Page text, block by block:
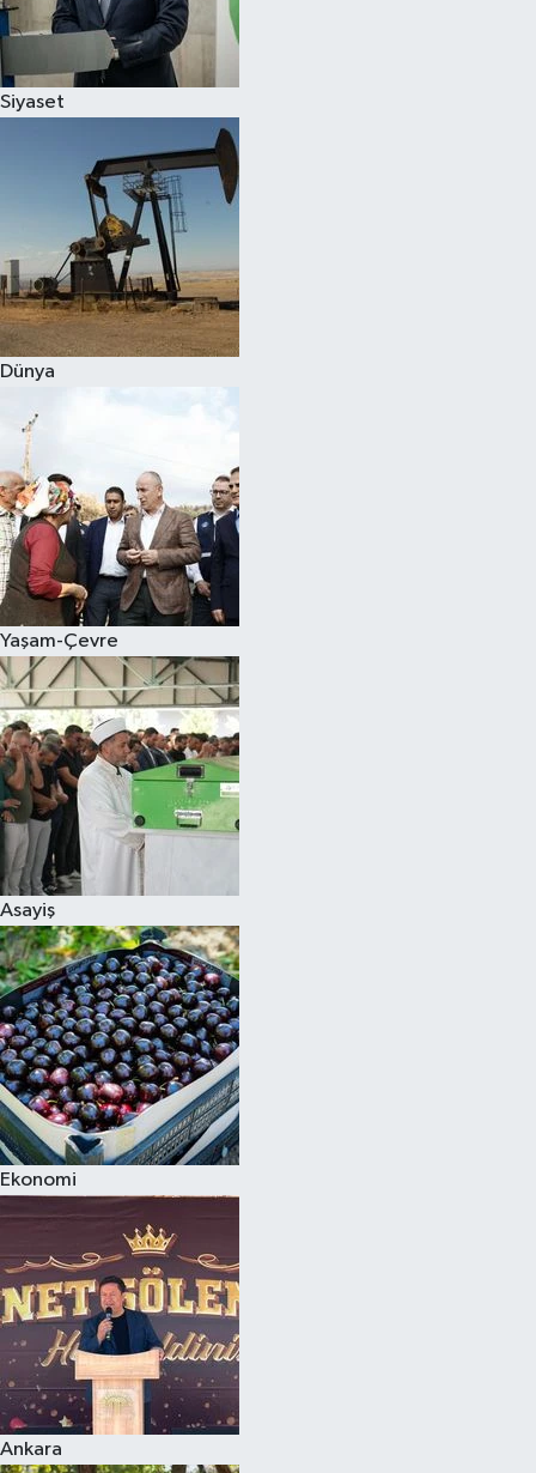
Siyaset
Dünya
Yaşam-Çevre
Asayiş
Ekonomi
Ankara
Spor
Çocuk
Eğitim
Hava Durumu
Kadın
Kültür Sanat
Sağlık
Siyaset
Teknoloji
Televizyon
Yaşam-Çevre